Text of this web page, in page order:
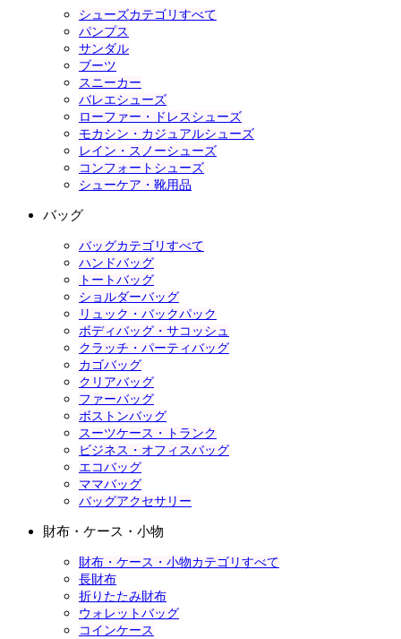
シューズカテゴリすべて
パンプス
サンダル
ブーツ
スニーカー
バレエシューズ
ローファー・ドレスシューズ
モカシン・カジュアルシューズ
レイン・スノーシューズ
コンフォートシューズ
シューケア・靴用品
バッグ
バッグカテゴリすべて
ハンドバッグ
トートバッグ
ショルダーバッグ
リュック・バックパック
ボディバッグ・サコッシュ
クラッチ・パーティバッグ
カゴバッグ
クリアバッグ
ファーバッグ
ボストンバッグ
スーツケース・トランク
ビジネス・オフィスバッグ
エコバッグ
ママバッグ
バッグアクセサリー
財布・ケース・小物
財布・ケース・小物カテゴリすべて
長財布
折りたたみ財布
ウォレットバッグ
コインケース